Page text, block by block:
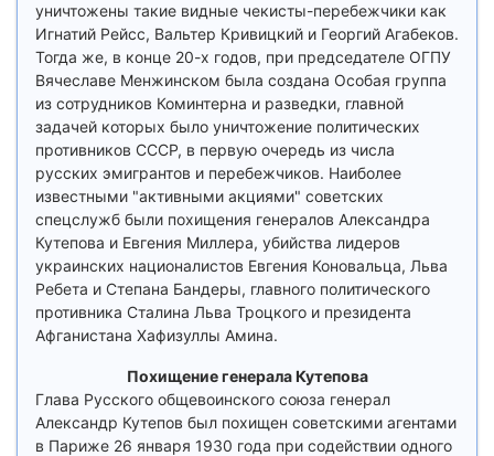
уничтожены такие видные чекисты-перебежчики как
Игнатий Рейсс, Вальтер Кривицкий и Георгий Агабеков.
Тогда же, в конце 20-х годов, при председателе ОГПУ
Вячеславе Менжинском была создана Особая группа
из сотрудников Коминтерна и разведки, главной
задачей которых было уничтожение политических
противников СССР, в первую очередь из числа
русских эмигрантов и перебежчиков. Наиболее
известными "активными акциями" советских
спецслужб были похищения генералов Александра
Кутепова и Евгения Миллера, убийства лидеров
украинских националистов Евгения Коновальца, Льва
Ребета и Степана Бандеры, главного политического
противника Сталина Льва Троцкого и президента
Афганистана Хафизуллы Амина.
Похищение генерала Кутепова
Глава Русского общевоинского союза генерал
Александр Кутепов был похищен советскими агентами
в Париже 26 января 1930 года при содействии одного